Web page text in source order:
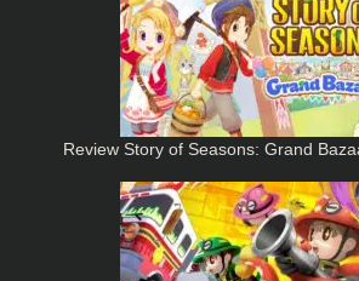
Review Story of Seasons: Grand